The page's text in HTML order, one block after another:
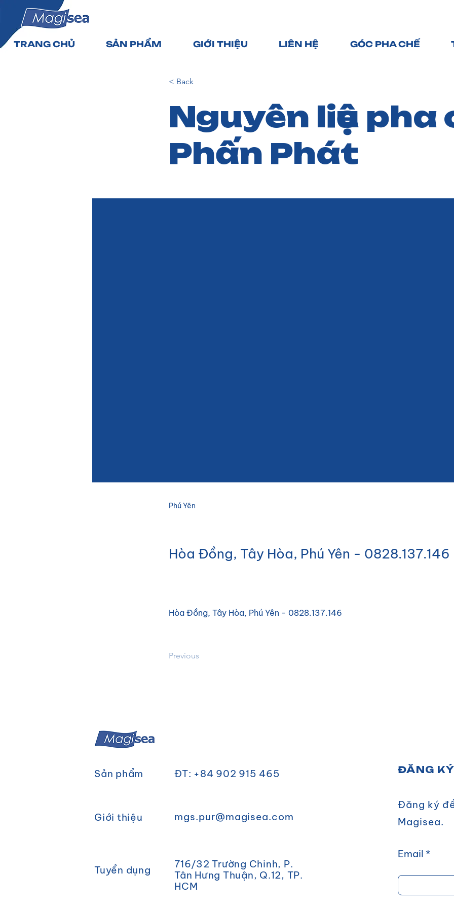
TRANG CHỦ SẢN PHẨM GIỚI THIỆU LIÊN HỆ GÓC PHA CHẾ
< Back
Nguyên liệu pha
Phấn Phát
Phú Yên
Hòa Đồng, Tây Hòa, Phú Yên - 0828.137.146
Hòa Đồng, Tây Hòa, Phú Yên - 0828.137.146
Previous
Sản phẩm ĐT: +84 902 915 465
Giới thiệu mgs.pur@magisea.com
Tuyển dụng
716/32 Trường Chinh, P.
Tân Hưng Thuận, Q.12, TP.
HCM
ĐĂNG
Đăng ký
Magisea.
Email